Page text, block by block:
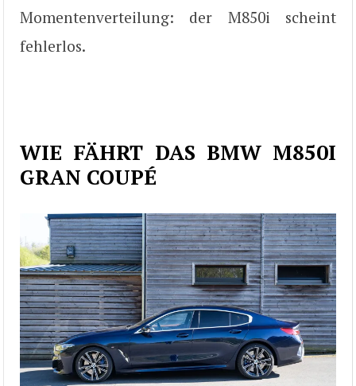
Momentenverteilung: der M850i scheint
fehlerlos.
WIE FÄHRT DAS BMW M850I
GRAN COUPÉ